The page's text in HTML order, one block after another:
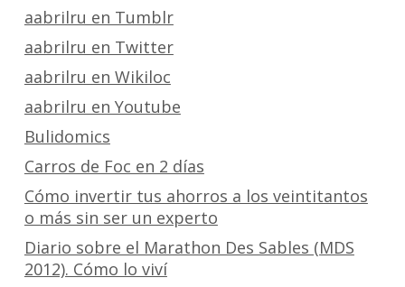
aabrilru en Tumblr
aabrilru en Twitter
aabrilru en Wikiloc
aabrilru en Youtube
Bulidomics
Carros de Foc en 2 días
Cómo invertir tus ahorros a los veintitantos
o más sin ser un experto
Diario sobre el Marathon Des Sables (MDS
2012). Cómo lo viví